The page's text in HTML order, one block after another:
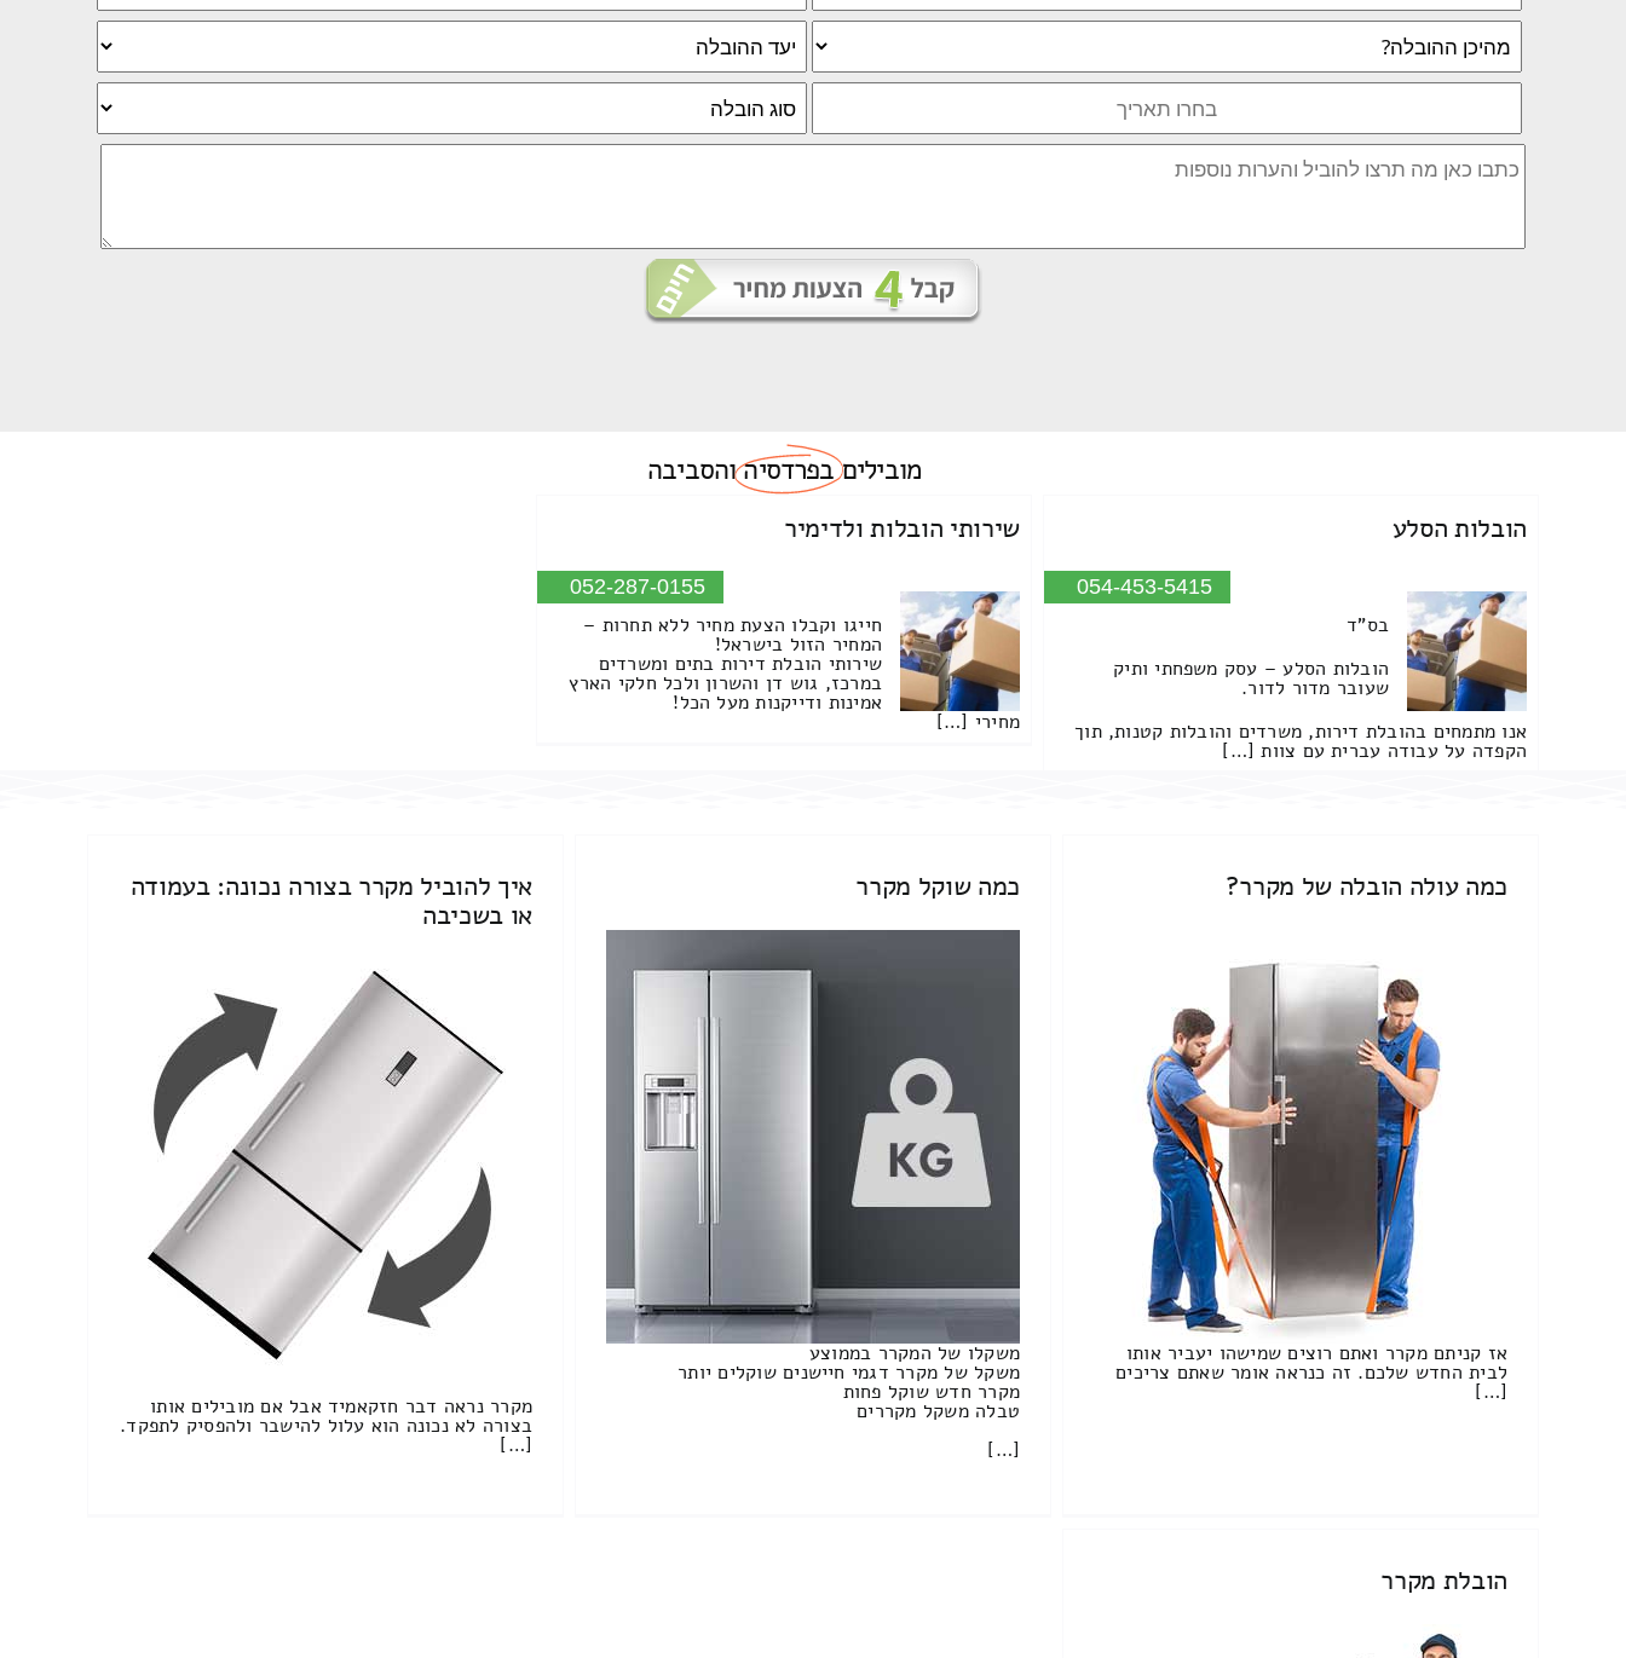
מוביליםבפרדסיהוהסביבה
הובלות הסלע
054-453-5415
בס"ד
הובלות הסלע – עסק משפחתי ותיק
שעובר מדור לדור.
אנו מתמחים בהובלת דירות, משרדים והובלות קטנות, תוך
הקפדה על עבודה עברית עם צוות […]
שירותי הובלות ולדימיר
052-287-0155
חייגו וקבלו הצעת מחיר ללא תחרות –
המחיר הזול בישראל!
שירותי הובלת דירות בתים ומשרדים
במרכז, גוש דן והשרון ולכל חלקי הארץ
אמינות ודייקנות מעל הכל!
מחירי […]
כמה עולה הובלה של מקרר?
אז קניתם מקרר ואתם רוצים שמישהו יעביר אותו
לבית החדש שלכם. זה כנראה אומר שאתם צריכים
[…]
כמה שוקל מקרר
משקלו של המקרר בממוצע
משקל של מקרר דגמי חיישנים שוקלים יותר
מקרר חדש שוקל פחות
טבלה משקל מקררים
[…]
איך להוביל מקרר בצורה נכונה: בעמודה
או בשכיבה
מקרר נראה דבר חזקאמיד אבל אם מובילים אותו
בצורה לא נכונה הוא עלול להישבר ולהפסיק לתפקד.
[…]
הובלת מקרר